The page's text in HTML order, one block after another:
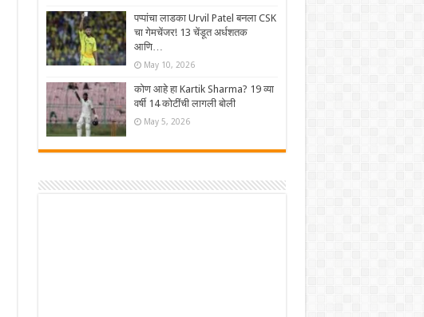
पप्पांचा लाडका Urvil Patel बनला CSK
चा गेमचेंजर! 13 चेंडूत अर्धशतक
आणि…
May 10, 2026
कोण आहे हा Kartik Sharma? 19 व्या
वर्षी 14 कोटींची लागली बोली
May 5, 2026